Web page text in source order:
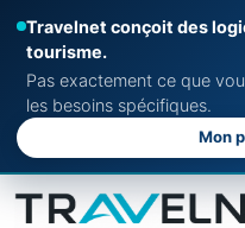
Travelnet conçoit des
tourisme.
Pas exactement ce que
les besoins spécifiques.
Mon